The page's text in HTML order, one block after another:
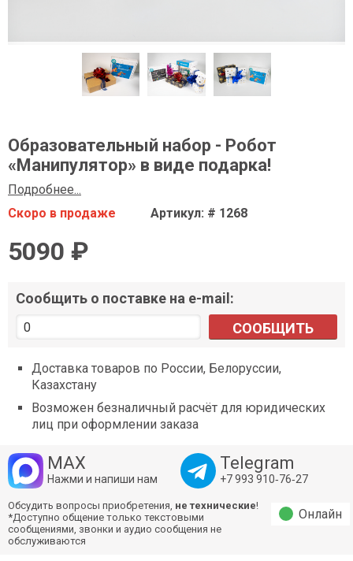
Образовательный набор - Робот
«Манипулятор» в виде подарка!
Подробнее...
Скоро в продаже
Артикул: # 1268
5090 ₽
Сообщить о поставке на e-mail:
СООБЩИТЬ
Доставка товаров по России, Белоруссии,
Казахстану
Возможен безналичный расчёт для юридических
лиц при оформлении заказа
MAX
Нажми и напиши нам
Telegram
+7 993 910‑76‑27
Обсудить вопросы приобретения, не технические!
*Доступно общение только текстовыми
сообщениями, звонки и аудио сообщения не
обслуживаются
Онлайн